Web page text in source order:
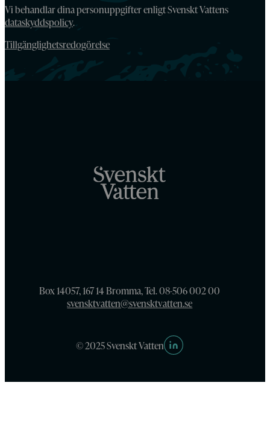
Vi behandlar dina personuppgifter enligt Svenskt Vattens
dataskyddspolicy.
Tillgänglighetsredogörelse
Box 14057, 167 14 Bromma, Tel. 08-506 002 00
svensktvatten@svensktvatten.se
© 2025 Svenskt Vatten